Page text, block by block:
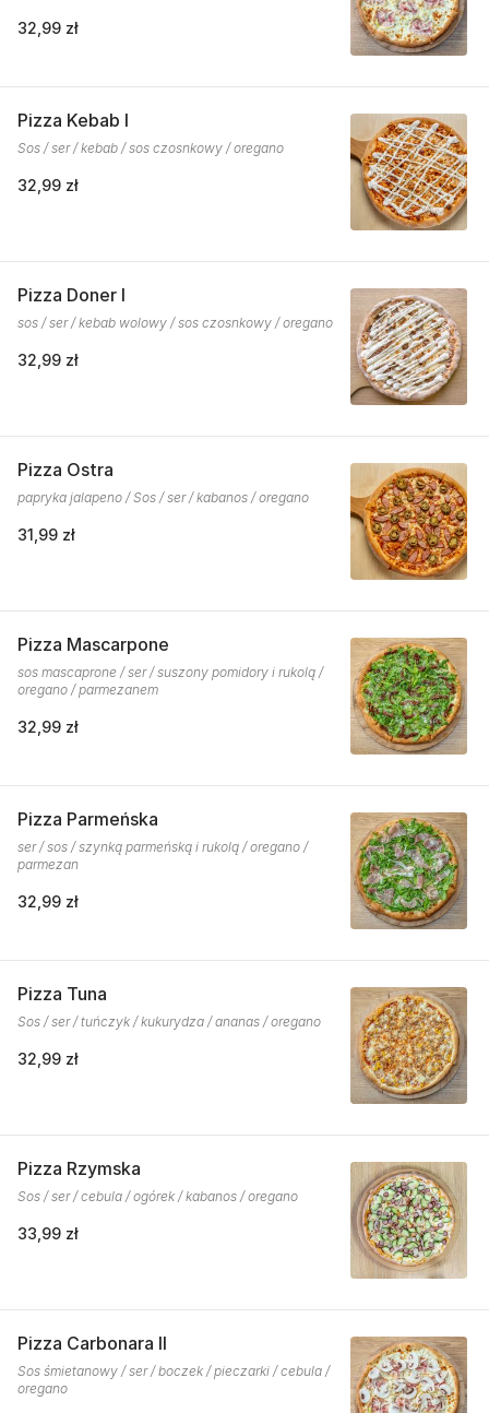
32,99 zł
Pizza Kebab I
Sos / ser / kebab / sos czosnkowy / oregano
32,99 zł
Pizza Doner I
sos / ser / kebab wolowy / sos czosnkowy / oregano
32,99 zł
Pizza Ostra
papryka jalapeno / Sos / ser / kabanos / oregano
31,99 zł
Pizza Mascarpone
sos mascaprone / ser / suszony pomidory i rukolą /
oregano / parmezanem
32,99 zł
Pizza Parmeńska
ser / sos / szynką parmeńską i rukolą / oregano /
parmezan
32,99 zł
Pizza Tuna
Sos / ser / tuńczyk / kukurydza / ananas / oregano
32,99 zł
Pizza Rzymska
Sos / ser / cebula / ogórek / kabanos / oregano
33,99 zł
Pizza Carbonara II
Sos śmietanowy / ser / boczek / pieczarki / cebula /
oregano